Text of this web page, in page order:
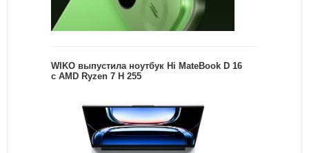
WIKO выпустила ноутбук Hi MateBook D 16
с AMD Ryzen 7 H 255